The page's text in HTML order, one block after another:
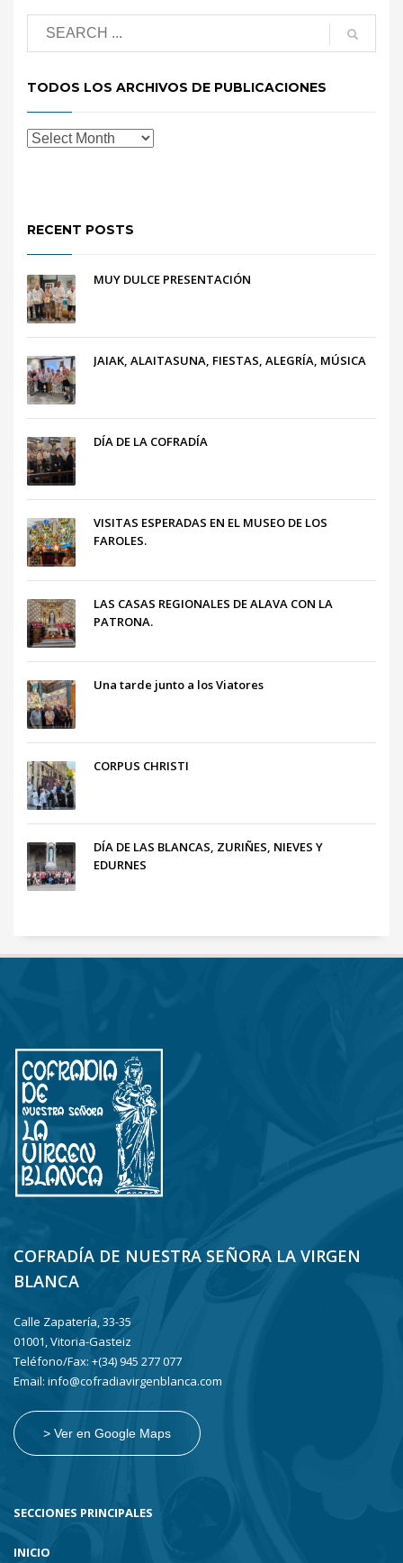
TODOS LOS ARCHIVOS DE PUBLICACIONES
RECENT POSTS
MUY DULCE PRESENTACIÓN
JAIAK, ALAITASUNA, FIESTAS, ALEGRÍA, MÚSICA
DÍA DE LA COFRADÍA
VISITAS ESPERADAS EN EL MUSEO DE LOS
FAROLES.
LAS CASAS REGIONALES DE ALAVA CON LA
PATRONA.
Una tarde junto a los Viatores
CORPUS CHRISTI
DÍA DE LAS BLANCAS, ZURIÑES, NIEVES Y
EDURNES
COFRADÍA DE NUESTRA SEÑORA LA VIRGEN
BLANCA
Calle Zapatería, 33-35
01001, Vitoria-Gasteiz
Teléfono/Fax: +(34) 945 277 077
Email: info@cofradiavirgenblanca.com
> Ver en Google Maps
SECCIONES PRINCIPALES
INICIO